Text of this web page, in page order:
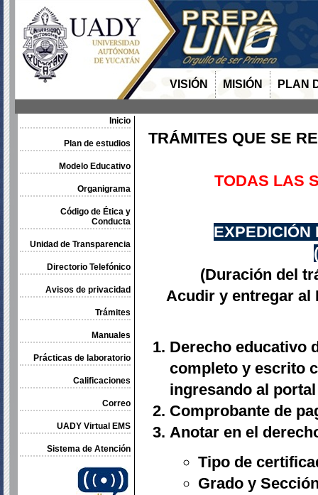
VISIÓN MISIÓN PLAN
Inicio
Plan de estudios
Modelo Educativo
Organigrama
Código de Ética y
Conducta
Unidad de Transparencia
Directorio Telefónico
Avisos de privacidad
Trámites
Manuales
Prácticas de laboratorio
Calificaciones
Correo
UADY Virtual EMS
Sistema de Atención
TRÁMITES QUE SE
TODAS LAS
EXPEDICIÓN
(Duración del
Acudir y entregar al
Derecho educativo
completo y escrito
ingresando al
Comprobante de
Anotar en el
Tipo de
Grado y